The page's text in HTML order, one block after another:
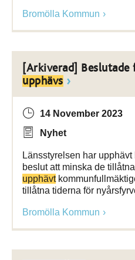
Bromölla Kommun
[Arkiverad]
upphävs
14 November 2023
Nyhet
Länsstyrelsen har
beslut att minska de
upphävt
tillåtna tiderna för
Bromölla Kommun